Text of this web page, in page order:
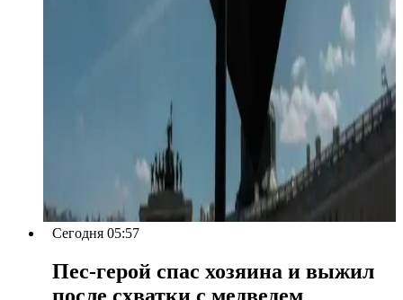
Сегодня 05:57
Пес-герой спас хозяина и выжил